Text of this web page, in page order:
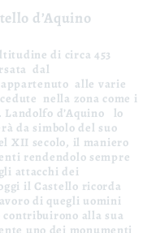
d’Aquino
di circa 453
dal
alle varie
nella zona come i
d’Aquino lo
da simbolo del suo
XII secolo, il maniero
rendendolo sempre
attacchi dei
il Castello ricorda
di quegli uomini
contribuirono alla sua